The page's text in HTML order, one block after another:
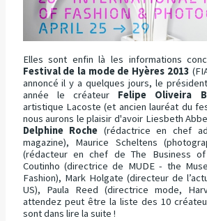
Elles sont enfin là les informations
Festival de la mode de Hyères 2013
annoncé il y a quelques jours, le
année le créateur Felipe Oliveira
artistique Lacoste (et ancien lauréat du
nous aurons le plaisir d'avoir Liesbeth
Delphine Roche (rédactrice en chef
magazine), Maurice Scheltens
(rédacteur en chef de The Business of
Coutinho (directrice de MUDE - the
Fashion), Mark Holgate (directeur de
US), Paula Reed (directrice mode,
attendez peut être la liste des 10
sont dans lire la suite !